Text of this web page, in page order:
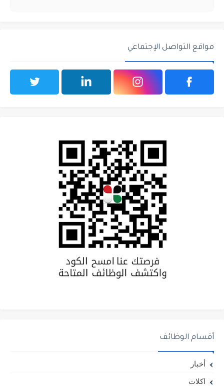
مواقع التواصل الإجتماعي
أقسام الوظائف
أخبار
اكلات